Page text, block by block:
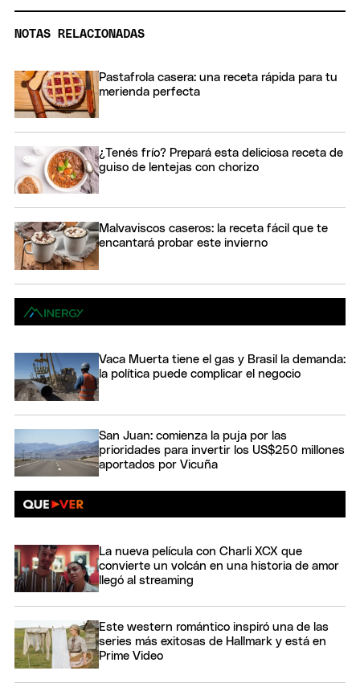
NOTAS RELACIONADAS
Pastafrola casera: una receta rápida para tu
merienda perfecta
¿Tenés frío? Prepará esta deliciosa receta de
guiso de lentejas con chorizo
Malvaviscos caseros: la receta fácil que te
encantará probar este invierno
Vaca Muerta tiene el gas y Brasil la demanda:
la política puede complicar el negocio
San Juan: comienza la puja por las
prioridades para invertir los US$250 millones
aportados por Vicuña
La nueva película con Charli XCX que
convierte un volcán en una historia de amor
llegó al streaming
Este western romántico inspiró una de las
series más exitosas de Hallmark y está en
Prime Video